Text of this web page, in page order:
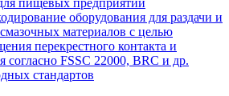
пищевых предприятий
оборудования для раздачи и
материалов с целью
перекрестного контакта и
согласно FSSC 22000, BRC и др.
стандартов